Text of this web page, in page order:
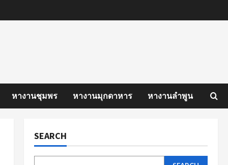
หางานชุมพร หางานมุกดาหาร หางานลำพูน
SEARCH